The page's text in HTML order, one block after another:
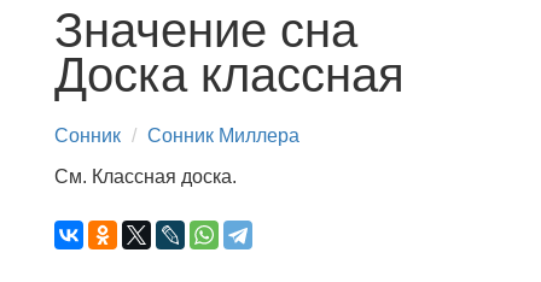
Значение сна
Доска классная
Сонник
Сонник Миллера
См. Классная доска.